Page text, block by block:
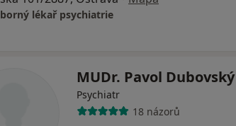
lékař psychiatrie
MUDr. Pavol Dubovský
Psychiatr
18 názorů